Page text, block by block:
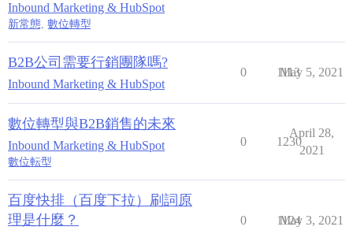
Inbound Marketing & HubSpot
新常態, 數位轉型
B2B公司需要行銷團隊嗎?
Inbound Marketing & HubSpot
0 1113
May 5, 2021
數位轉型與B2B銷售的未來
Inbound Marketing & HubSpot
數位転型
0 1230
April 28,
2021
百度快排（百度下拉）刷詞原
理是什麼？
0 1124
May 3, 2021